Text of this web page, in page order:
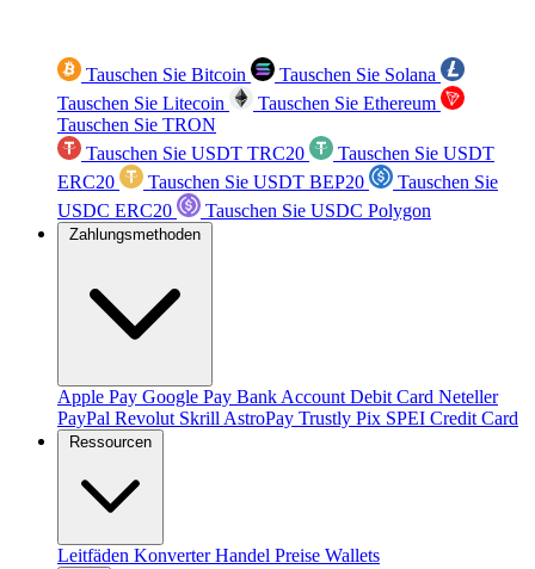
Tauschen Sie Bitcoin
Tauschen Sie Solana
Tauschen Sie Litecoin
Tauschen Sie Ethereum
Tauschen Sie TRON
Tauschen Sie USDT TRC20
Tauschen Sie USDT
ERC20
Tauschen Sie USDT BEP20
Tauschen Sie
USDC ERC20
Tauschen Sie USDC Polygon
Zahlungsmethoden
Apple Pay Google Pay Bank Account Debit Card Neteller
PayPal Revolut Skrill AstroPay Trustly Pix SPEI Credit Card
Ressourcen
Leitfäden KonverterHandel Preise Wallets